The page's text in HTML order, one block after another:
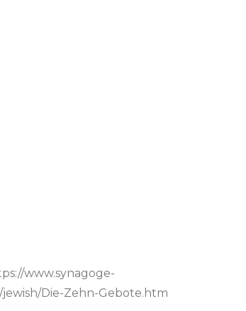
www.synagoge-
Die-Zehn-Gebote.htm